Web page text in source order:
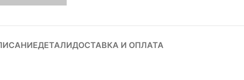
ДЕТАЛИДОСТАВКА И ОПЛАТА